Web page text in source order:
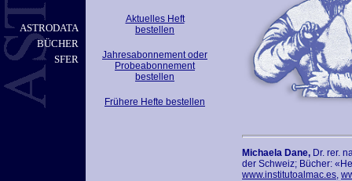
ASTRODATA
BÜCHER
SFER
Aktuelles Heft
bestellen
Jahresabonnement oder
Probeabonnement
bestellen
Frühere Hefte bestellen
Michaela Dane, Dr. rer.
der Schweiz; Bücher:
www.institutoalmac.es,